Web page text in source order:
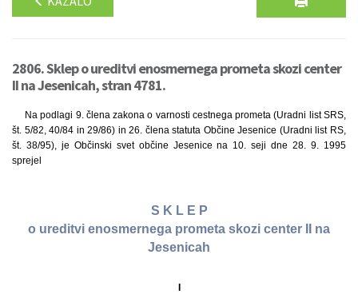
2806. Sklep o ureditvi enosmernega prometa skozi center
II na Jesenicah, stran 4781.
Na podlagi 9. člena zakona o varnosti cestnega prometa (Uradni list SRS,
št. 5/82, 40/84 in 29/86) in 26. člena statuta Občine Jesenice (Uradni list RS,
št. 38/95), je Občinski svet občine Jesenice na 10. seji dne 28. 9. 1995
sprejel
S K L E P
o ureditvi enosmernega prometa skozi center II na
Jesenicah
I